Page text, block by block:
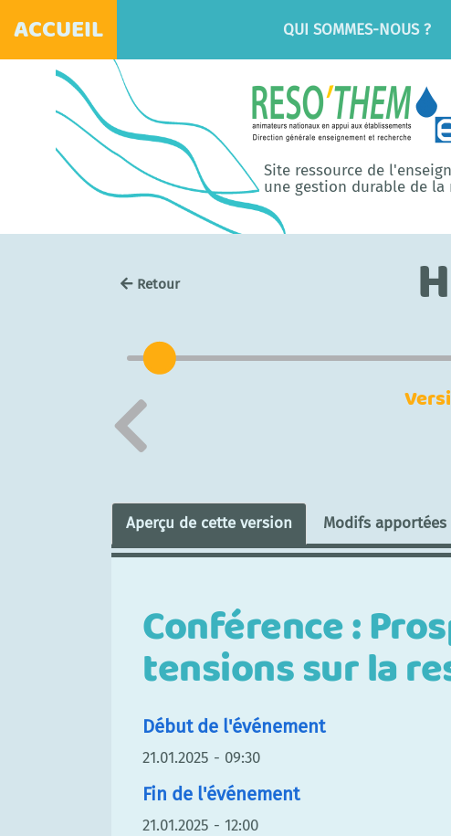
ACCUEIL QUI SOMMES-NOUS ?
Site ressource de
une gestion durable de la
Retour
Aperçu de cette version Modifs
Conférence :
tensions sur la
Début de l'événement
21.01.2025 - 09:30
Fin de l'événement
21.01.2025 - 12:00